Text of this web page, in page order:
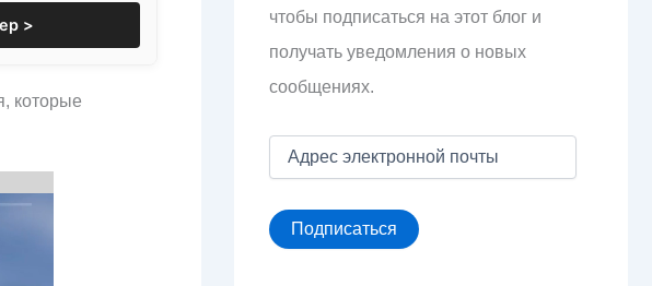
>
которые
чтобы подписаться на этот блог и
получать уведомления о новых
сообщениях.
е
с
Подписаться